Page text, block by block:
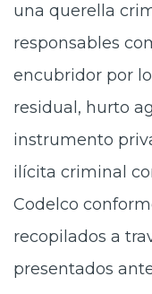
una querella
responsables
encubridor por
residual, hurto
instrumento
ilícita criminal
Codelco
recopilados a
presentados